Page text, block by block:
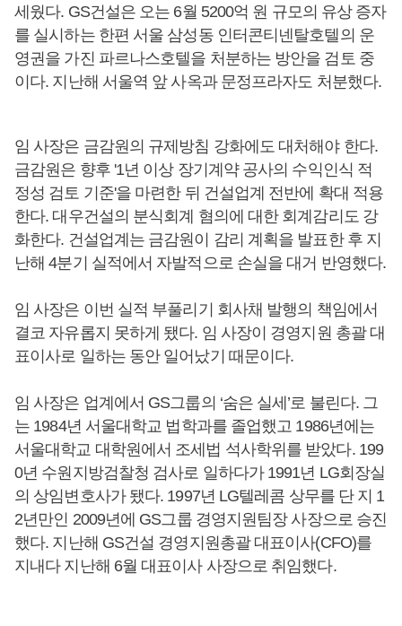
세웠다. GS건설은 오는 6월 5200억 원 규모의 유상 증자
를 실시하는 한편 서울 삼성동 인터콘티넨탈호텔의 운
영권을 가진 파르나스호텔을 처분하는 방안을 검토 중
이다. 지난해 서울역 앞 사옥과 문정프라자도 처분했다.
임 사장은 금감원의 규제방침 강화에도 대처해야 한다.
금감원은 향후 '1년 이상 장기계약 공사의 수익인식 적
정성 검토 기준'을 마련한 뒤 건설업계 전반에 확대 적용
한다. 대우건설의 분식회계 혐의에 대한 회계감리도 강
화한다. 건설업계는 금감원이 감리 계획을 발표한 후 지
난해 4분기 실적에서 자발적으로 손실을 대거 반영했다.
임 사장은 이번 실적 부풀리기 회사채 발행의 책임에서
결코 자유롭지 못하게 됐다. 임 사장이 경영지원 총괄 대
표이사로 일하는 동안 일어났기 때문이다.
임 사장은 업계에서 GS그룹의 ‘숨은 실세’로 불린다. 그
는 1984년 서울대학교 법학과를 졸업했고 1986년에는
서울대학교 대학원에서 조세법 석사학위를 받았다. 199
0년 수원지방검찰청 검사로 일하다가 1991년 LG회장실
의 상임변호사가 됐다. 1997년 LG텔레콤 상무를 단 지 1
2년만인 2009년에 GS그룹 경영지원팀장 사장으로 승진
했다. 지난해 GS건설 경영지원총괄 대표이사(CFO)를
지내다 지난해 6월 대표이사 사장으로 취임했다.